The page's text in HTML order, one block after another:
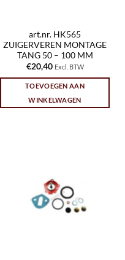
art.nr. HK565
ZUIGERVEREN MONTAGE
TANG 50 – 100 MM
€20,40 Excl. BTW
TOEVOEGEN AAN
WINKELWAGEN